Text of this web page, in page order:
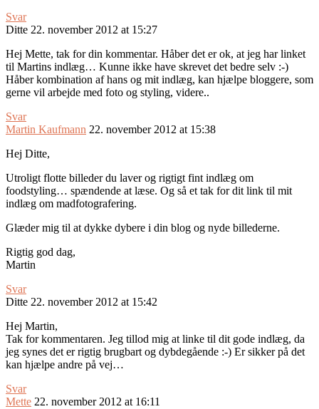
Svar
Ditte 22. november 2012 at 15:27
Hej Mette, tak for din kommentar. Håber det er ok, at jeg har linket
til Martins indlæg… Kunne ikke have skrevet det bedre selv :-)
Håber kombination af hans og mit indlæg, kan hjælpe bloggere, som
gerne vil arbejde med foto og styling, videre..
Svar
Martin Kaufmann 22. november 2012 at 15:38
Hej Ditte,
Utroligt flotte billeder du laver og rigtigt fint indlæg om
foodstyling… spændende at læse. Og så et tak for dit link til mit
indlæg om madfotografering.
Glæder mig til at dykke dybere i din blog og nyde billederne.
Rigtig god dag,
Martin
Svar
Ditte 22. november 2012 at 15:42
Hej Martin,
Tak for kommentaren. Jeg tillod mig at linke til dit gode indlæg, da
jeg synes det er rigtig brugbart og dybdegående :-) Er sikker på det
kan hjælpe andre på vej…
Svar
Mette 22. november 2012 at 16:11